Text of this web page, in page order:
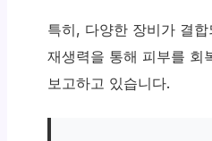
특히, 다양한 장비가 결
재생력을 통해 피부를 회
보고하고 있습니다.